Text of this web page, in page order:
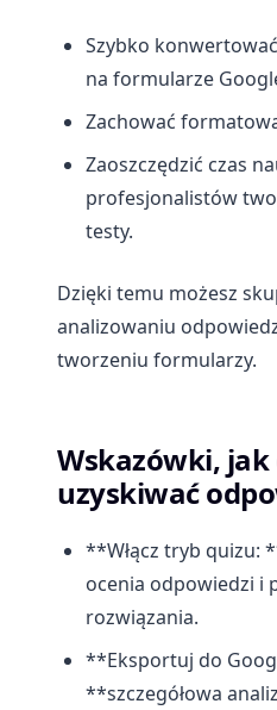
Szybko
na formularze
Zachować
Zaoszczędzić czas
profesjonalistów
testy.
Dzięki temu możesz
analizowaniu
tworzeniu formularzy.
Wskazówki,
uzyskiwać
**Włącz tryb quizu:
ocenia odpowiedzi i
rozwiązania.
**Eksportuj do
**szczegółowa